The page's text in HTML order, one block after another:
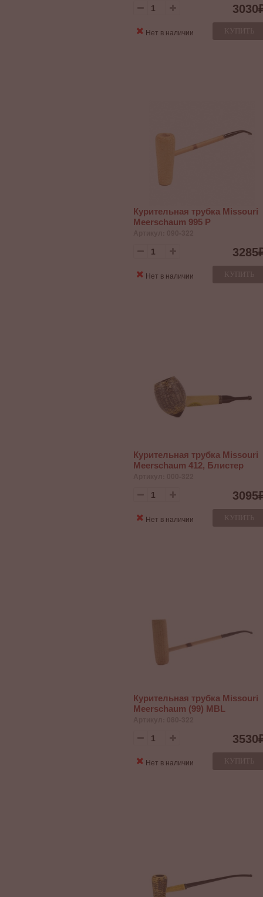
3030
КУПИТЬ
Нет в наличии
Курительная трубка Missouri
Meerschaum 995 P
3285
КУПИТЬ
Нет в наличии
Курительная трубка Missouri
Meerschaum 412, Блистер
3095
КУПИТЬ
Нет в наличии
Курительная трубка Missouri
Meerschaum (99) MBL
3530
КУПИТЬ
Нет в наличии